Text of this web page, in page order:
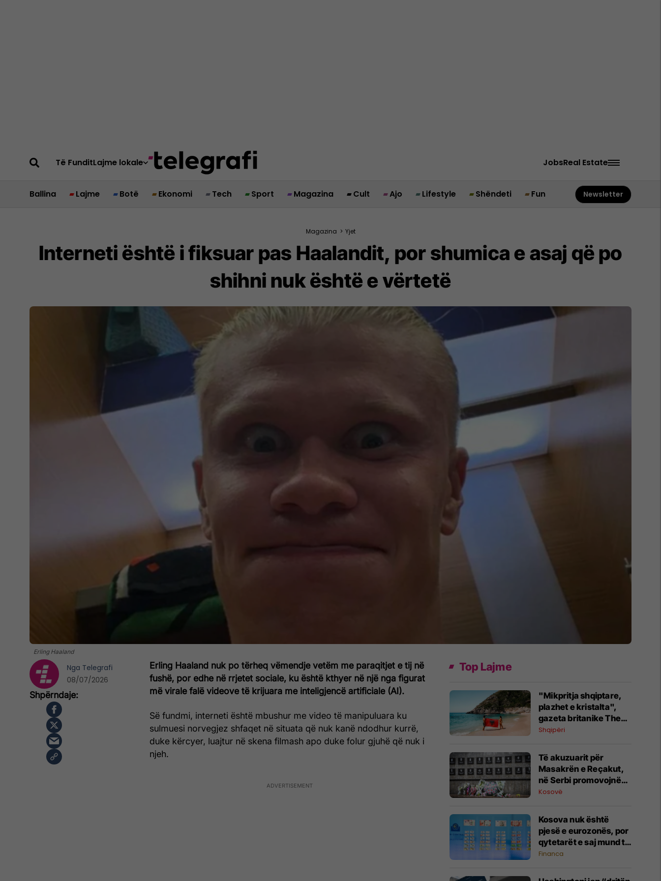
Të FunditLajme lokale JobsReal Estate
Ballina Lajme Botë Ekonomi Tech Sport Magazina Cult Ajo Lifestyle Shëndeti Fun Newsletter
Magazina > Yjet
Interneti është i fiksuar pas Haalandit, por shumica e asaj që po
shihni nuk është e vërtetë
Erling Haaland
Erling Haaland nuk po tërheq vëmendje vetëm me paraqitjet e tij në
fushë, por edhe në rrjetet sociale, ku është kthyer në një nga figurat
më virale falë videove të krijuara me inteligjencë artificiale (AI).
Së fundmi, interneti është mbushur me video të manipuluara ku
sulmuesi norvegjez shfaqet në situata që nuk kanë ndodhur kurrë,
duke kërcyer, luajtur në skena filmash apo duke folur gjuhë që nuk i
njeh.
Nga Telegrafi
08/07/2026
Top Lajme
"Mikpritja shqiptare,
plazhet e kristalta",
gazeta britanike The
Sun i kushton artikull
që duhet vizituar
Shqipëri
Të akuzuarit për
Masakrën e Reçakut,
në Serbi promovojnë
mohimin e krimit
Kosovë
Kosova nuk është
pjesë e eurozonës, por
qytetarët e saj mund të
votojnë për dizajnin e ri
euro
Financa